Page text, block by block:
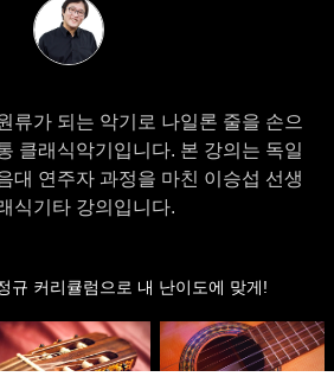
류가 되는 악기로 나일론 줄을 손으
클래식악기입니다. 본 강의는 독일
대 연주자 과정을 마친 이승섭 선생
식기타 강의입니다.
규 커리큘럼으로 내 난이도에 맞게!